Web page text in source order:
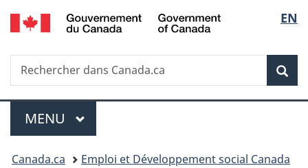
Passer
au
principal
Passer
à
Au
du
Passer
à
version
simplifiée
de
la
EN
Recherche
Rechercher
dans
Menu
MENU PRINCIPAL
Vous
Canada.ca Emploi et Développement social Canada